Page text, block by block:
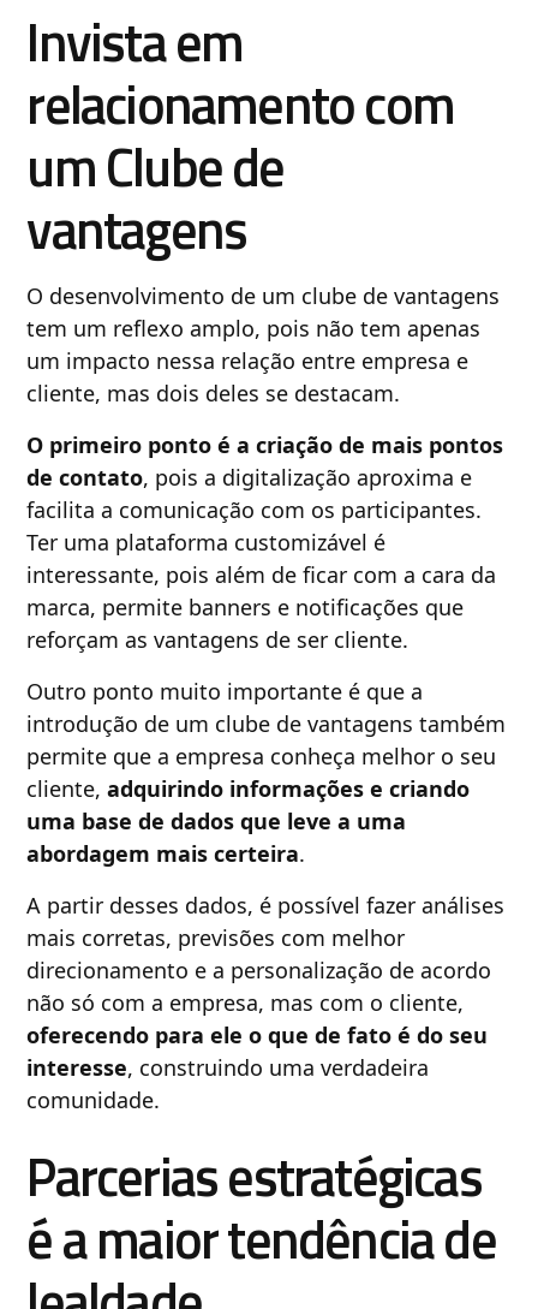
Invista em
relacionamento com
um Clube de
vantagens
O desenvolvimento de um clube de vantagens
tem um reflexo amplo, pois não tem apenas
um impacto nessa relação entre empresa e
cliente, mas dois deles se destacam.
O primeiro ponto é a criação de mais pontos
de contato, pois a digitalização aproxima e
facilita a comunicação com os participantes.
Ter uma plataforma customizável é
interessante, pois além de ficar com a cara da
marca, permite banners e notificações que
reforçam as vantagens de ser cliente.
Outro ponto muito importante é que a
introdução de um clube de vantagens também
permite que a empresa conheça melhor o seu
cliente, adquirindo informações e criando
uma base de dados que leve a uma
abordagem mais certeira.
A partir desses dados, é possível fazer análises
mais corretas, previsões com melhor
direcionamento e a personalização de acordo
não só com a empresa, mas com o cliente,
oferecendo para ele o que de fato é do seu
interesse, construindo uma verdadeira
comunidade.
Parcerias estratégicas
é a maior tendência de